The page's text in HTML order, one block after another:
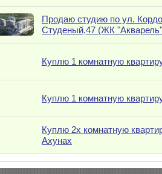
Продаю студию по ул.
Студеный,47 (ЖК
Куплю 1 комнатную
Куплю 1 комнатную
Куплю 2х комнатную
Ахунах